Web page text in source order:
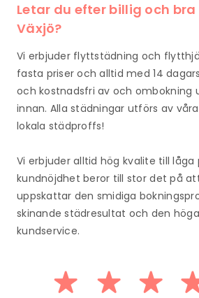
Letar du efter billig och
Växjö?
Vi erbjuder flyttstädning och
fasta priser och alltid med 14
och kostnadsfri av och ombokning
innan. Alla städningar utförs av
lokala städproffs!
Vi erbjuder alltid hög kvalite till låga
kundnöjdhet beror till stor det på
uppskattar den smidiga
skinande städresultat och den
kundservice.